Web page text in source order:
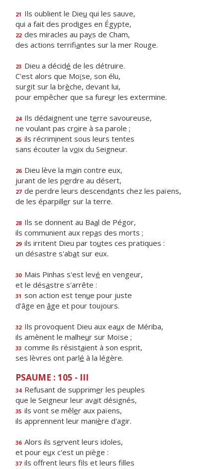
21 Ils oublient le Dieu qui les sauve,
qui a fait des prodiges en Égypte,
22 des miracles au pays de Cham,
des actions terrifiantes sur la mer Rouge.
23 Dieu a décidé de les détruire.
C'est alors que Moïse, son élu,
surgit sur la brèche, devant lui,
pour empêcher que sa fureur les extermine.
24 Ils dédaignent une terre savoureuse,
ne voulant pas croire à sa parole ;
25 ils récriminent sous leurs tentes
sans écouter la voix du Seigneur.
26 Dieu lève la main contre eux,
jurant de les perdre au désert,
27 de perdre leurs descendants chez les païens,
de les éparpiller sur la terre.
28 Ils se donnent au Baal de Pégor,
ils communient aux repas des morts ;
29 ils irritent Dieu par toutes ces pratiques :
un désastre s'abat sur eux.
30 Mais Pinhas s'est levé en vengeur,
et le désastre s'arrête :
31 son action est tenue pour juste
d'âge en âge et pour toujours.
32 Ils provoquent Dieu aux eaux de Mériba,
ils amènent le malheur sur Moïse ;
33 comme ils résistaient à son esprit,
ses lèvres ont parlé à la légère.
PSAUME : 105 - III
34 Refusant de supprimer les peuples
que le Seigneur leur avait désignés,
35 ils vont se mêler aux païens,
ils apprennent leur manière d'agir.
36 Alors ils servent leurs idoles,
et pour eux c'est un piège :
37 ils offrent leurs fls et leurs filles